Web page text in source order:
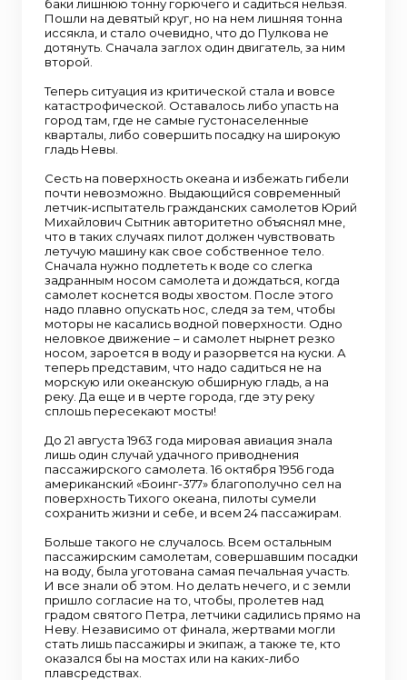
баки лишнюю тонну горючего и садиться нельзя.
Пошли на девятый круг, но на нем лишняя тонна
иссякла, и стало очевидно, что до Пулкова не
дотянуть. Сначала заглох один двигатель, за ним
второй.
Теперь ситуация из критической стала и вовсе
катастрофической. Оставалось либо упасть на
город там, где не самые густонаселенные
кварталы, либо совершить посадку на широкую
гладь Невы.
Сесть на поверхность океана и избежать гибели
почти невозможно. Выдающийся современный
летчик-испытатель гражданских самолетов Юрий
Михайлович Сытник авторитетно объяснял мне,
что в таких случаях пилот должен чувствовать
летучую машину как свое собственное тело.
Сначала нужно подлететь к воде со слегка
задранным носом самолета и дождаться, когда
самолет коснется воды хвостом. После этого
надо плавно опускать нос, следя за тем, чтобы
моторы не касались водной поверхности. Одно
неловкое движение – и самолет нырнет резко
носом, зароется в воду и разорвется на куски. А
теперь представим, что надо садиться не на
морскую или океанскую обширную гладь, а на
реку. Да еще и в черте города, где эту реку
сплошь пересекают мосты!
До 21 августа 1963 года мировая авиация знала
лишь один случай удачного приводнения
пассажирского самолета. 16 октября 1956 года
американский «Боинг-377» благополучно сел на
поверхность Тихого океана, пилоты сумели
сохранить жизни и себе, и всем 24 пассажирам.
Больше такого не случалось. Всем остальным
пассажирским самолетам, совершавшим посадки
на воду, была уготована самая печальная участь.
И все знали об этом. Но делать нечего, и с земли
пришло согласие на то, чтобы, пролетев над
градом святого Петра, летчики садились прямо на
Неву. Независимо от финала, жертвами могли
стать лишь пассажиры и экипаж, а также те, кто
оказался бы на мостах или на каких-либо
плавсредствах.